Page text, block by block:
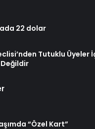
22 dolar
Tutuklu Üyeler
“Özel Kart”